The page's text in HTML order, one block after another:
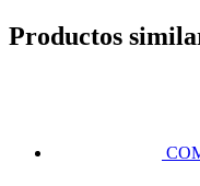
Productos